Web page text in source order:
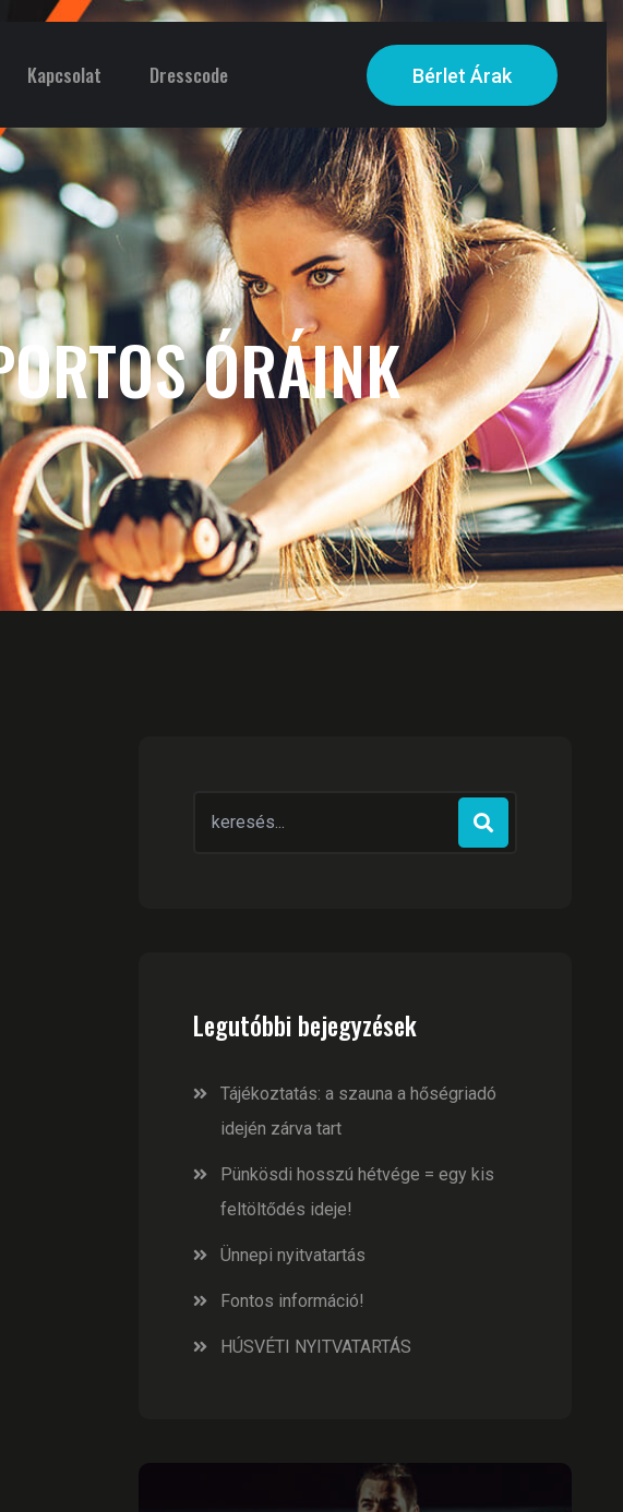
Kapcsolat Dresscode Bérlet Árak
ÓRÁINK
for:
Legutóbbi bejegyzések
Tájékoztatás: a szauna a hőségriadó
idején zárva tart
Pünkösdi hosszú hétvége = egy kis
feltöltődés ideje!
Ünnepi nyitvatartás
Fontos információ!
HÚSVÉTI NYITVATARTÁS